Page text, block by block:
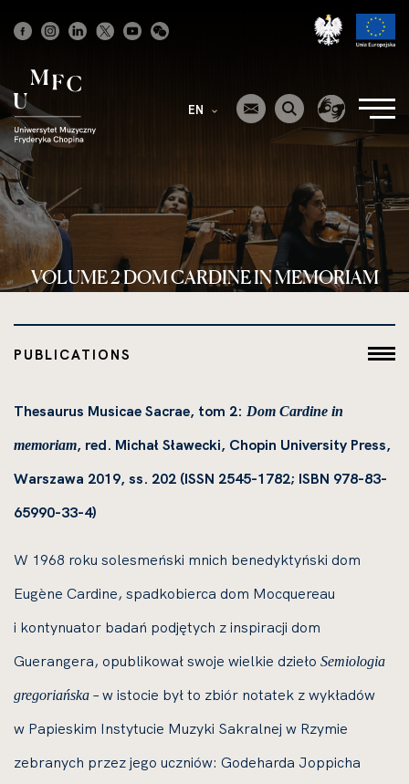
Strona
główna
EN
VOLUME 2 DOM CARDINE IN MEMORIAM
PUBLICATIONS
Thesaurus Musicae Sacrae, tom 2: Dom Cardine in
memoriam, red. Michał Sławecki, Chopin University Press,
Warszawa 2019, ss. 202 (ISSN 2545-1782; ISBN 978-83-
65990-33-4)
W 1968 roku solesmeński mnich benedyktyński dom
Eugène Cardine, spadkobierca dom Mocquereau
i kontynuator badań podjętych z inspiracji dom
Guerangera, opublikował swoje wielkie dzieło Semiologia
gregoriańska – w istocie był to zbiór notatek z wykładów
w Papieskim Instytucie Muzyki Sakralnej w Rzymie
zebranych przez jego uczniów: Godeharda Joppicha